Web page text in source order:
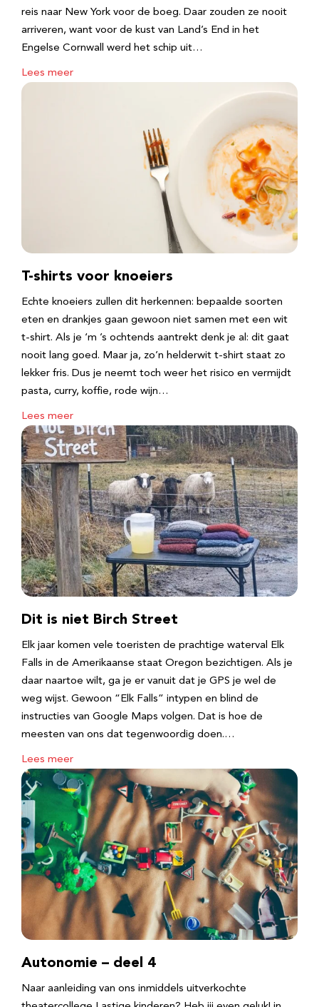
reis naar New York voor de boeg. Daar zouden ze nooit
arriveren, want voor de kust van Land’s End in het
Engelse Cornwall werd het schip uit…
Lees meer
T-shirts voor knoeiers
Echte knoeiers zullen dit herkennen: bepaalde soorten
eten en drankjes gaan gewoon niet samen met een wit
t-shirt. Als je ‘m ’s ochtends aantrekt denk je al: dit gaat
nooit lang goed. Maar ja, zo’n helderwit t-shirt staat zo
lekker fris. Dus je neemt toch weer het risico en vermijdt
pasta, curry, koffie, rode wijn…
Lees meer
Dit is niet Birch Street
Elk jaar komen vele toeristen de prachtige waterval Elk
Falls in de Amerikaanse staat Oregon bezichtigen. Als je
daar naartoe wilt, ga je er vanuit dat je GPS je wel de
weg wijst. Gewoon “Elk Falls” intypen en blind de
instructies van Google Maps volgen. Dat is hoe de
meesten van ons dat tegenwoordig doen.…
Lees meer
Autonomie – deel 4
Naar aanleiding van ons inmiddels uitverkochte